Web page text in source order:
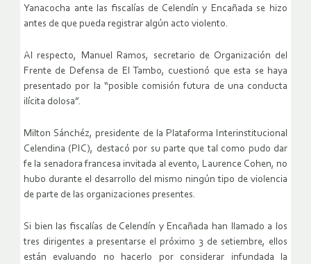
Yanacocha ante las fiscalías de Celendín y Encañada se hizo
antes de que pueda registrar algún acto violento.
Al respecto, Manuel Ramos, secretario de Organización del
Frente de Defensa de El Tambo, cuestionó que esta se haya
presentado por la “posible comisión futura de una conducta
ilícita dolosa”.
Milton Sánchéz, presidente de la Plataforma Interinstitucional
Celendina (PIC), destacó por su parte que tal como pudo dar
fe la senadora francesa invitada al evento, Laurence Cohen, no
hubo durante el desarrollo del mismo ningún tipo de violencia
de parte de las organizaciones presentes.
Si bien las fiscalías de Celendín y Encañada han llamado a los
tres dirigentes a presentarse el próximo 3 de setiembre, ellos
están evaluando no hacerlo por considerar infundada la